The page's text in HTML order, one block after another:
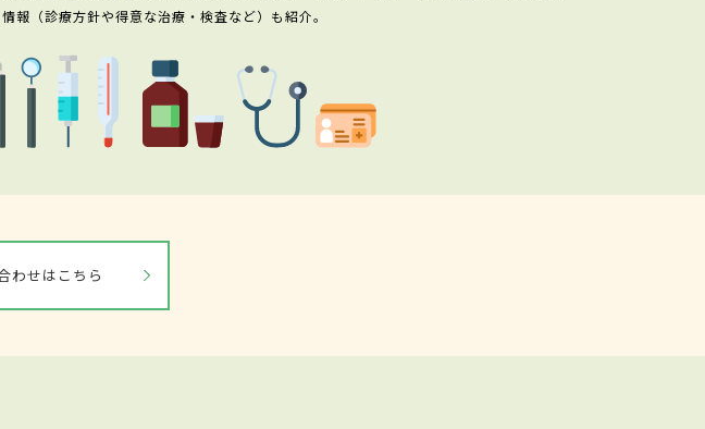
報（診療方針や得意な治療・検査など）も紹介。
わせはこちら